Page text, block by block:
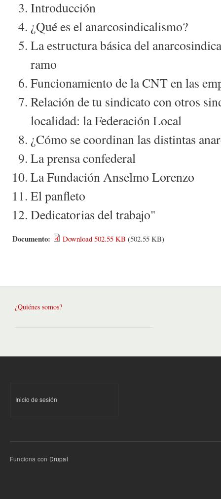
Introducción
¿Qué es el anarcosindicalismo?
La estructura básica del
ramo
Funcionamiento de la CNT en las
Relación de tu sindicato con otros
localidad: la Federación Local
¿Cómo se coordinan las distintas
La prensa confederal
La Fundación Anselmo Lorenzo
El panfleto
Dedicatorias del trabajo"
Documento: Download 502.55 KB (502.55 KB)
¿Quiénes somos?
Inicio de sesión
Funciona con Drupal